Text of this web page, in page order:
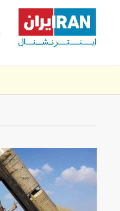
content